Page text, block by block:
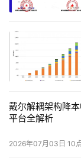
戴尔解耦架构降
平台全解析
2026年07月03日 10